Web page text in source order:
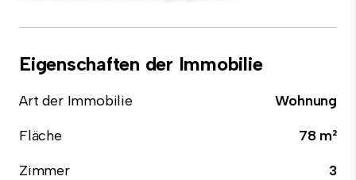
Eigenschaften der Immobilie
Art der Immobilie
Wohnung
Fläche
78 m²
Zimmer
3